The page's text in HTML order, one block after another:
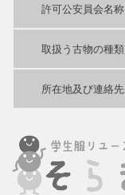
許可公安員会名称
取扱う古物の種類
所在地及び連絡先